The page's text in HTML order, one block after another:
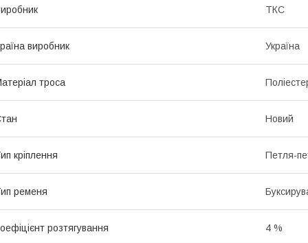
ТКС
виробник Україна
троса
Новий
кріплення Петля-
ременя
розтягування 4 %